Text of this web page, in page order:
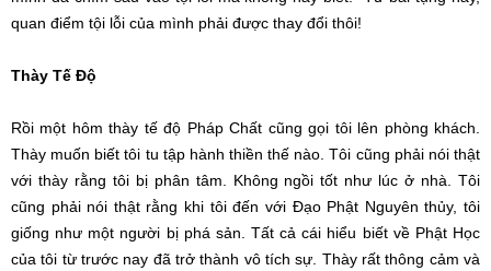
quan điểm tội lỗi của mình phải được thay đổi thôi!
Thày Tế Độ
Rồi một hôm thày tế độ Pháp Chất cũng gọi tôi lên phòng khách.
Thày muốn biết tôi tu tập hành thiền thế nào. Tôi cũng phải nói thật
với thày rằng tôi bị phân tâm. Không ngồi tốt như lúc ở nhà. Tôi
cũng phải nói thật rằng khi tôi đến với Đạo Phật Nguyên thủy, tôi
giống như một người bị phá sản. Tất cả cái hiểu biết về Phật Học
của tôi từ trước nay đã trở thành vô tích sự. Thày rất thông cảm và